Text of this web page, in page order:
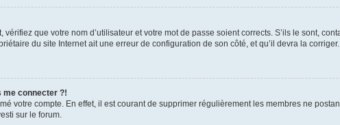
que votre nom d’utilisateur et votre mot de passe soient corrects. S’ils le sont,
du site Internet ait une erreur de configuration de son côté, et qu’il devra la corriger.
me connecter ?!
votre compte. En effet, il est courant de supprimer régulièrement les membres ne
sur le forum.